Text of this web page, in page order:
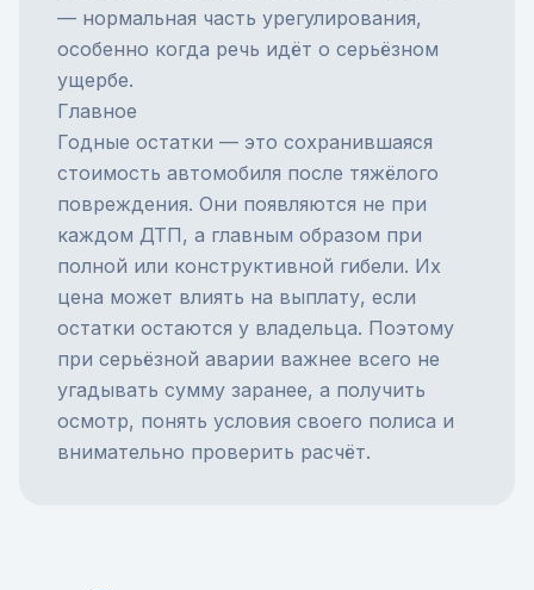
— нормальная часть урегулирования,
особенно когда речь идёт о серьёзном
ущербе.
Главное
Годные остатки — это сохранившаяся
стоимость автомобиля после тяжёлого
повреждения. Они появляются не при
каждом ДТП, а главным образом при
полной или конструктивной гибели. Их
цена может влиять на выплату, если
остатки остаются у владельца. Поэтому
при серьёзной аварии важнее всего не
угадывать сумму заранее, а получить
осмотр, понять условия своего полиса и
внимательно проверить расчёт.